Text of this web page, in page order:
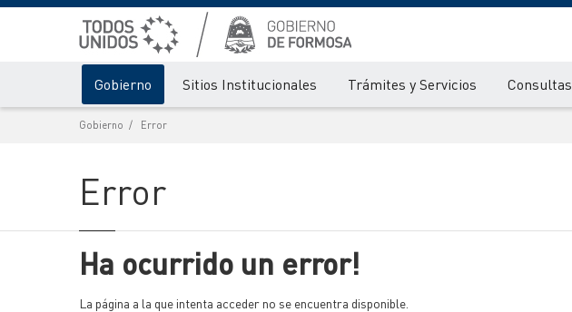
Gobierno Sitios Institucionales Trámites y Servicios Consultas
Gobierno Error
Error
Ha ocurrido un error!
La página a la que intenta acceder no se encuentra disponible.